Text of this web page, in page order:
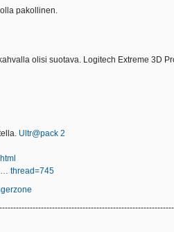
pakollinen.
olisi suotava. Logitech Extreme 3D
Ultr@pack 2
… thread=745